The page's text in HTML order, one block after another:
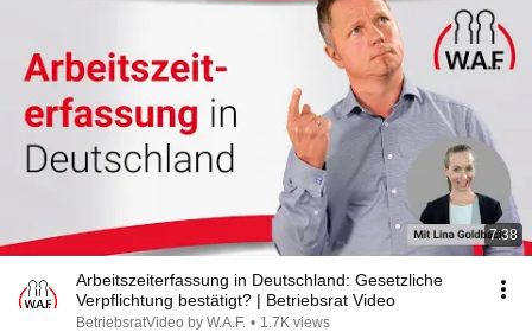
7:38
Arbeitszeiterfassung in Deutschland: Gesetzliche
Verpflichtung bestätigt? | Betriebsrat Video
BetriebsratVideo by W.A.F. • 1.7K views